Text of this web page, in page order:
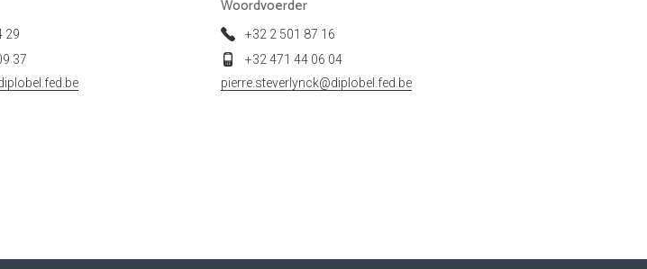
29
37
Woordvoerder
+32 2 501 87 16
+32 471 44 06 04
pierre.steverlynck@diplobel.fed.be